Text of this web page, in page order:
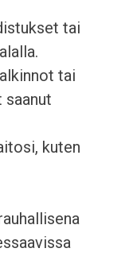
tai
tai
kuten